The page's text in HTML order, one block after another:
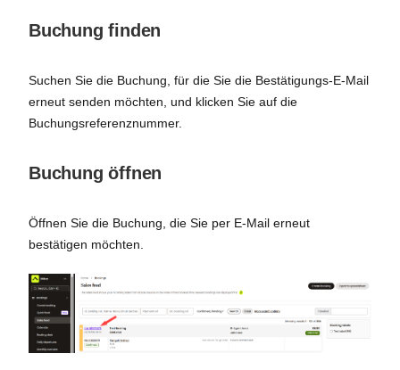
Buchung finden
Suchen Sie die Buchung, für die Sie die Bestätigungs-E-Mail
erneut senden möchten, und klicken Sie auf die
Buchungsreferenznummer.
Buchung öffnen
Öffnen Sie die Buchung, die Sie per E-Mail erneut
bestätigen möchten.